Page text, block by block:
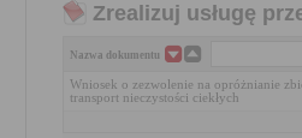
Zrealizuj usługę
Nazwa dokumentu
Wniosek o zezwolenie na opróżnianie
transport nieczystości ciekłych